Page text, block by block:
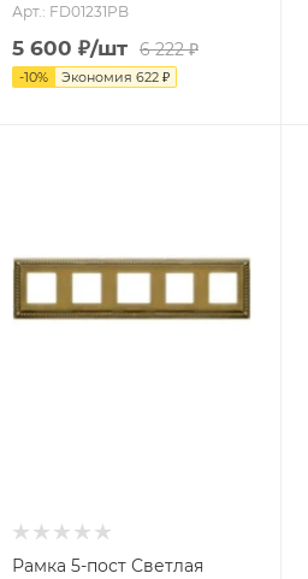
Арт.: FD01231PB
5 600 ₽/шт 6 222₽
-10% Экономия 622 ₽
Рамка 5-пост Светлая